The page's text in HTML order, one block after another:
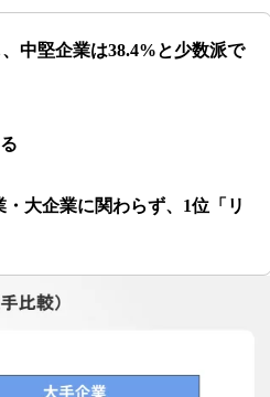
中堅企業は38.4%と少数派で
大企業に関わらず、1位「リ